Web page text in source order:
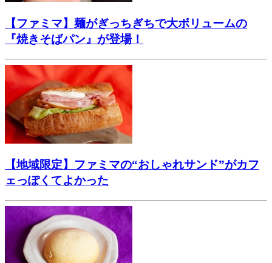
【ファミマ】麺がぎっちぎちで大ボリュームの
『焼きそばパン』が登場！
【地域限定】ファミマの“おしゃれサンド”がカフ
ェっぽくてよかった